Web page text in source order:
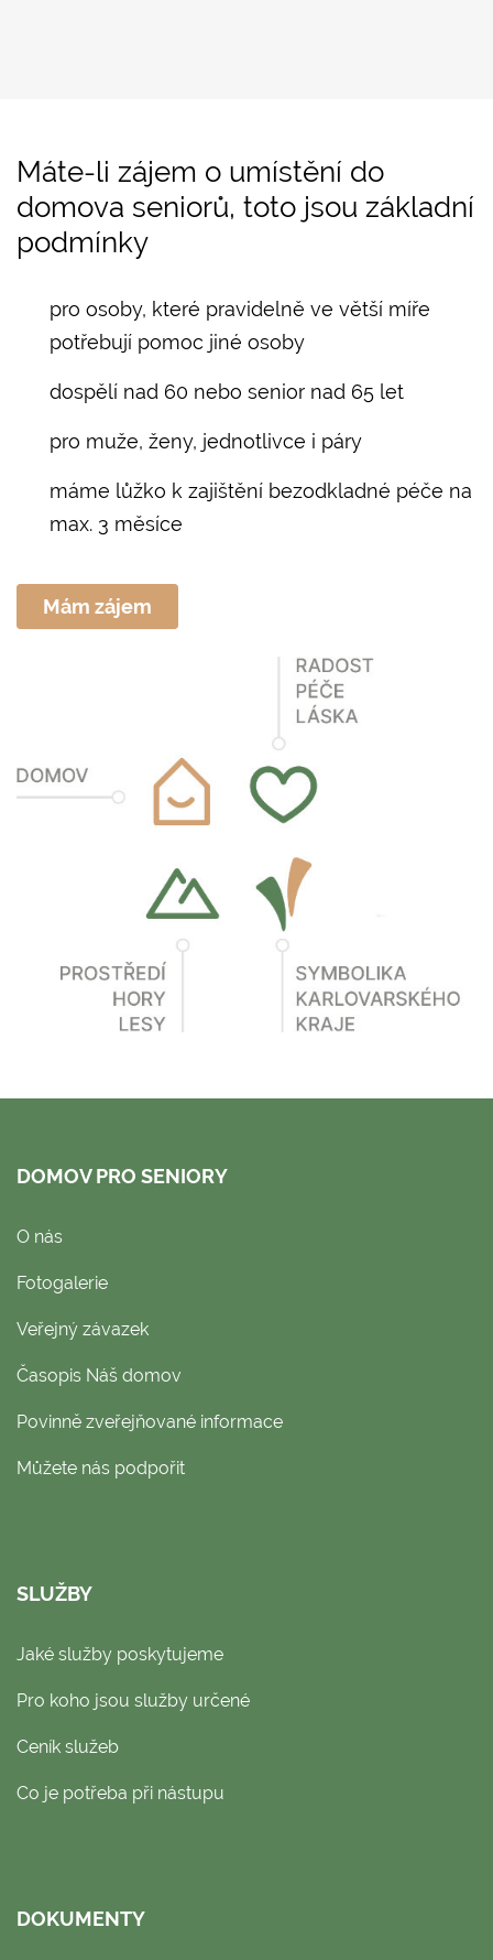
Máte-li zájem o umístění do
domova seniorů, toto jsou základní
podmínky
pro osoby, které pravidelně ve větší míře
potřebují pomoc jiné osoby
dospělí nad 60 nebo senior nad 65 let
pro muže, ženy, jednotlivce i páry
máme lůžko k zajištění bezodkladné péče na
max. 3 měsíce
Mám zájem
DOMOV PRO SENIORY
O nás
Fotogalerie
Veřejný závazek
Časopis Náš domov
Povinně zveřejňované informace
Můžete nás podpořit
SLUŽBY
Jaké služby poskytujeme
Pro koho jsou služby určené
Ceník služeb
Co je potřeba při nástupu
DOKUMENTY